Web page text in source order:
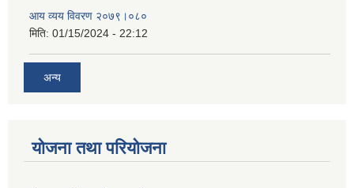
आय व्यय विवरण २०७९।०८०
मिति: 01/15/2024 - 22:12
अन्य
योजना तथा परियोजना